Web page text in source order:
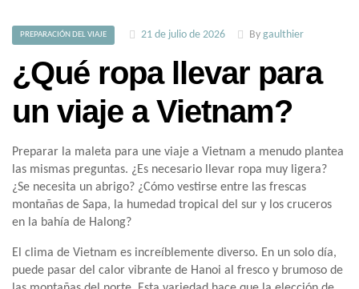
PREPARACIÓN DEL VIAJE 21 de julio de 2026 By gaulthier
¿Qué ropa llevar para
un viaje a Vietnam?
Preparar la maleta para une viaje a Vietnam a menudo plantea
las mismas preguntas. ¿Es necesario llevar ropa muy ligera?
¿Se necesita un abrigo? ¿Cómo vestirse entre las frescas
montañas de Sapa, la humedad tropical del sur y los cruceros
en la bahía de Halong?
El clima de Vietnam es increíblemente diverso. En un solo día,
puede pasar del calor vibrante de Hanoi al fresco y brumoso de